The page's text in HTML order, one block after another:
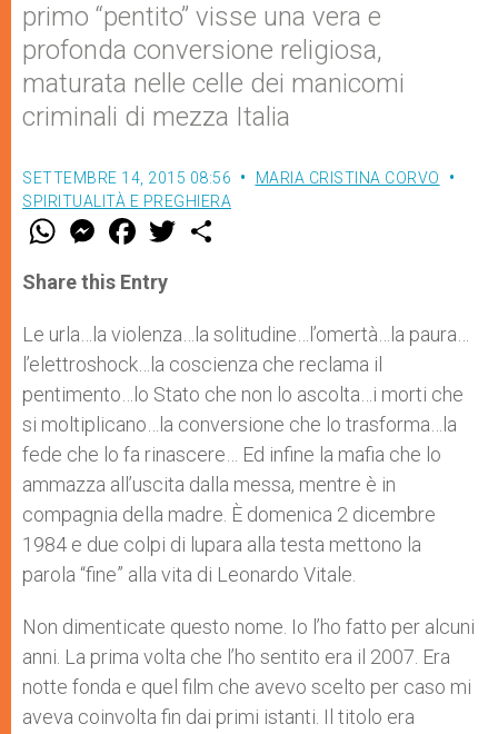
primo “pentito” visse una vera e
profonda conversione religiosa,
maturata nelle celle dei manicomi
criminali di mezza Italia
SETTEMBRE 14, 2015 08:56
MARIA CRISTINA CORVO
SPIRITUALITÀ E PREGHIERA
W
t
s
p
p
M
e
s
e
g
e
r
F
a
e
b
o
k
w
r
Share this Entry
Le urla…la violenza…la solitudine…l’omertà…la paura…
l’elettroshock…la coscienza che reclama il
pentimento…lo Stato che non lo ascolta…i morti che
si moltiplicano…la conversione che lo trasforma…la
fede che lo fa rinascere… Ed infine la mafia che lo
ammazza all’uscita dalla messa, mentre è in
compagnia della madre. È domenica 2 dicembre
1984 e due colpi di lupara alla testa mettono la
parola “fine” alla vita di Leonardo Vitale.
Non dimenticate questo nome. Io l’ho fatto per alcuni
anni. La prima volta che l’ho sentito era il 2007. Era
notte fonda e quel film che avevo scelto per caso mi
aveva coinvolta fin dai primi istanti. Il titolo era